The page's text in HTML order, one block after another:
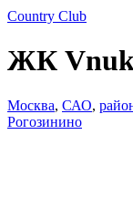
Country Club
ЖК
Москва, САО,
Рогозинино